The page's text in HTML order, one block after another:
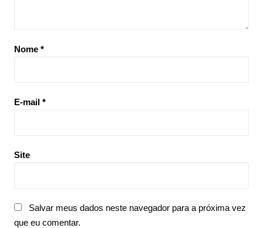
Nome *
E-mail *
Site
Salvar meus dados neste navegador para a próxima vez
que eu comentar.